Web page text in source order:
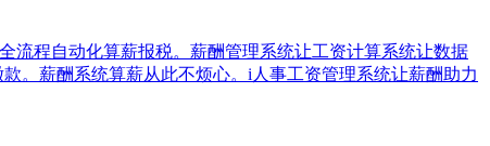
流程自动化算薪报税。薪酬管理系统让工资计算系统让数据
。薪酬系统算薪从此不烦心。i人事工资管理系统让薪酬助力